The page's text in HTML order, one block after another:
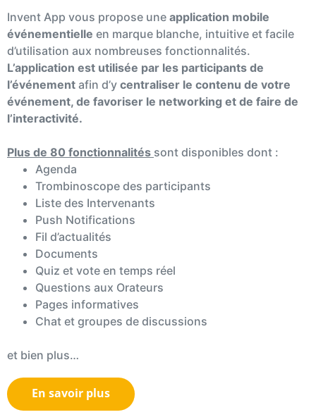
Invent App vous propose une application mobile
événementielle en marque blanche, intuitive et facile
d’utilisation aux nombreuses fonctionnalités.
L’application est utilisée par les participants de
l’événement afin d’y centraliser le contenu de votre
événement, de favoriser le networking et de faire de
l’interactivité.
Plus de 80 fonctionnalités sont disponibles dont :
Agenda
Trombinoscope des participants
Liste des Intervenants
Push Notifications
Fil d’actualités
Documents
Quiz et vote en temps réel
Questions aux Orateurs
Pages informatives
Chat et groupes de discussions
et bien plus…
En savoir plus